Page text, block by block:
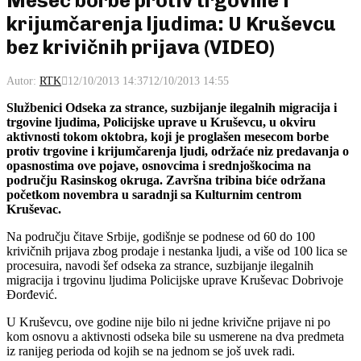
krijumčarenja ljudima: U Kruševcu
bez krivičnih prijava (VIDEO)
Autor: RTK 12/10/2013 14:3712/10/2013 14:55
Službenici Odseka za strance, suzbijanje ilegalnih migracija i
trgovine ljudima, Policijske uprave u Kruševcu, u okviru
aktivnosti tokom oktobra, koji je proglašen mesecom borbe
protiv trgovine i krijumčarenja ljudi, održaće niz predavanja o
opasnostima ove pojave, osnovcima i srednjoškocima na
području Rasinskog okruga. Završna tribina biće održana
početkom novembra u saradnji sa Kulturnim centrom
Kruševac.
Na području čitave Srbije, godišnje se podnese od 60 do 100
krivičnih prijava zbog prodaje i nestanka ljudi, a više od 100 lica se
procesuira, navodi šef odseka za strance, suzbijanje ilegalnih
migracija i trgovinu ljudima Policijske uprave Kruševac Dobrivoje
Đorđević.
U Kruševcu, ove godine nije bilo ni jedne krivične prijave ni po
kom osnovu a aktivnosti odseka bile su usmerene na dva predmeta
iz ranijeg perioda od kojih se na jednom se još uvek radi.